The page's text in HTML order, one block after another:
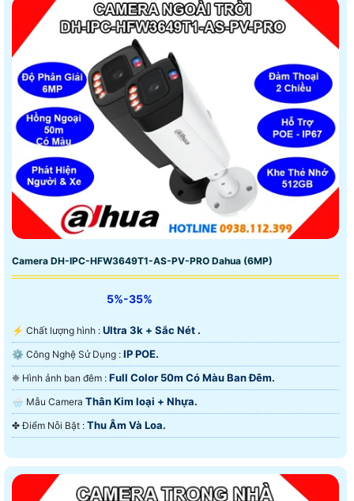
Camera DH-IPC-HFW3649T1-AS-PV-PRO Dahua (6MP)
5%-35%
️⚡ Chất lượng hình : Ultra 3k + Sắc Nét .
⚙ Công Nghệ Sử Dụng : IP POE.
❈ Hình ảnh ban đêm : Full Color 50m Có Màu Ban Ðêm.
🌧️ Mẫu Camera Thân Kim loại + Nhựa.
️✤ Điểm Nỗi Bật : Thu Âm Và Loa.